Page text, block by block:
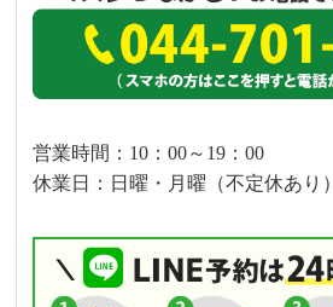
営業時間：10：00～19：00
休業日：日曜・月曜（不定休あり）